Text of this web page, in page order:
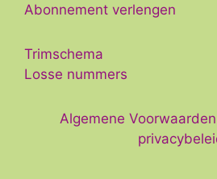
Abonnement verlengen
Trimschema
Losse nummers
Algemene Voorwaarden